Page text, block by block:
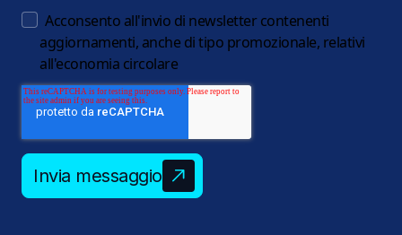
Acconsento all'invio di newsletter contenenti
aggiornamenti, anche di tipo promozionale, relativi
all'economia circolare
Invia messaggio